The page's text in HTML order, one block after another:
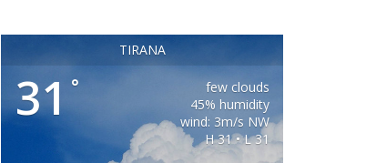
TIRANA
31°
few clouds
45% humidity
wind: 3m/s NW
H 31 • L 31